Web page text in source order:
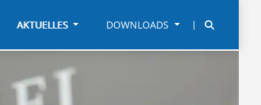
AKTUELLES DOWNLOADS